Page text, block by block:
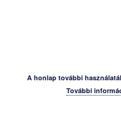
A honlap további
További